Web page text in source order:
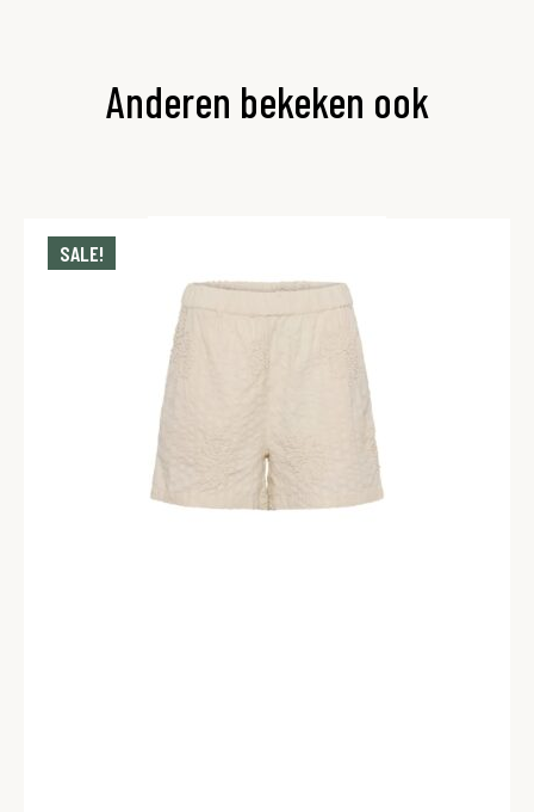
Anderen bekeken ook
SALE!